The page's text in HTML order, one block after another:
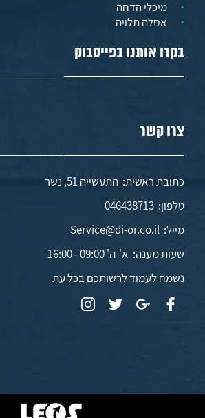
מיכלי הדחה
אסלה תלויה
בקרו אותנו בפייסבוק
צרו קשר
כתובת ראשית: התעשייה 51, נשר
טלפון:046438713
מייל:Service@di-or.co.il
שעות מענה: א'-ה' 09:00 - 16:00
נשמח לעמוד לרשותכם בכל עת